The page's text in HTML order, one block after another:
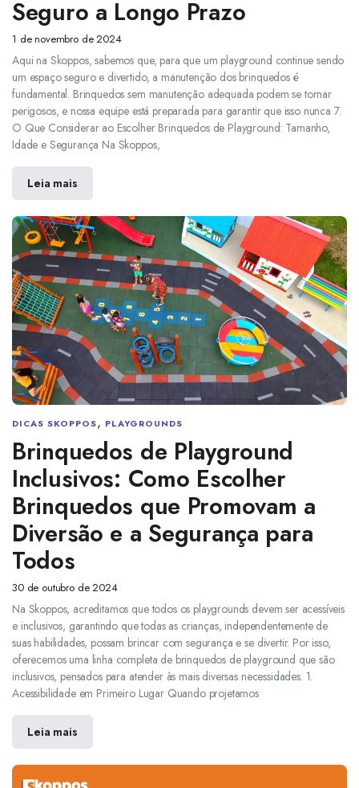
Seguro a Longo Prazo
1 de novembro de 2024
Aqui na Skoppos, sabemos que, para que um playground continue sendo
um espaço seguro e divertido, a manutenção dos brinquedos é
fundamental. Brinquedos sem manutenção adequada podem se tornar
perigosos, e nossa equipe está preparada para garantir que isso nunca 7.
O Que Considerar ao Escolher Brinquedos de Playground: Tamanho,
Idade e Segurança Na Skoppos,
Leia mais
DICAS SKOPPOS, PLAYGROUNDS
Brinquedos de Playground
Inclusivos: Como Escolher
Brinquedos que Promovam a
Diversão e a Segurança para
Todos
30 de outubro de 2024
Na Skoppos, acreditamos que todos os playgrounds devem ser acessíveis
e inclusivos, garantindo que todas as crianças, independentemente de
suas habilidades, possam brincar com segurança e se divertir. Por isso,
oferecemos uma linha completa de brinquedos de playground que são
inclusivos, pensados para atender às mais diversas necessidades. 1.
Acessibilidade em Primeiro Lugar Quando projetamos
Leia mais